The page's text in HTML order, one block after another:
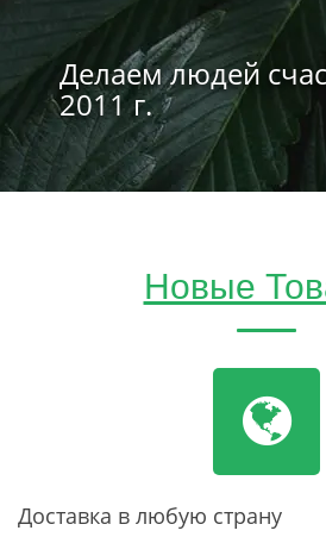
Делаем людей
2011 г.
Новые
Доставка в любую страну